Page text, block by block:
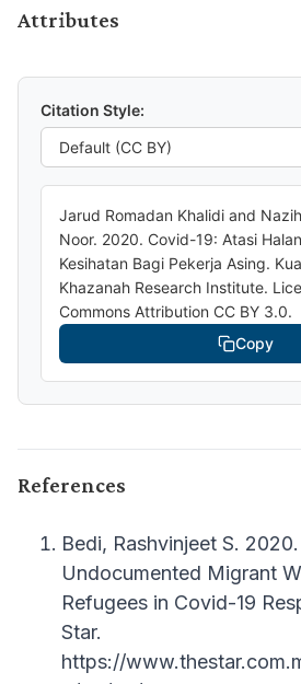
Attributes
Citation Style:
Jarud Romadan Khalidi and
Noor. 2020. Covid-19: Atasi
Kesihatan Bagi Pekerja Asing.
Khazanah Research Institute.
Commons Attribution CC BY 3.0.
Copy
References
Bedi, Rashvinjeet S.
Undocumented Migrant
Refugees in Covid-19
Star.
https://